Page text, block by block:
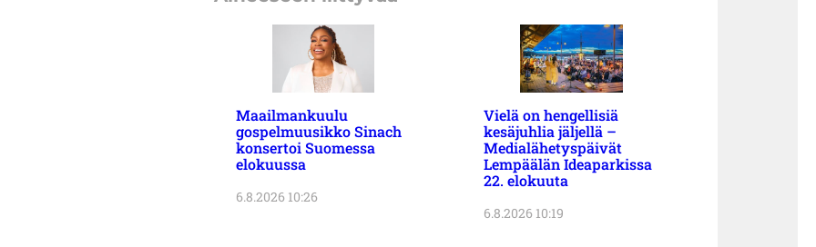
Maailmankuulu
gospelmuusikko Sinach
konsertoi Suomessa
elokuussa
6.8.2026 10:26
Vielä on hengellisiä
kesäjuhlia jäljellä –
Medialähetyspäivät
Lempäälän Ideaparkissa
22. elokuuta
6.8.2026 10:19